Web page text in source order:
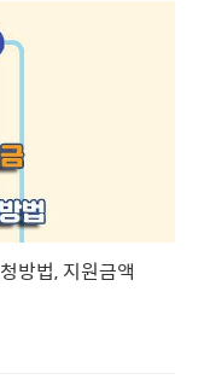
방법, 지원금액